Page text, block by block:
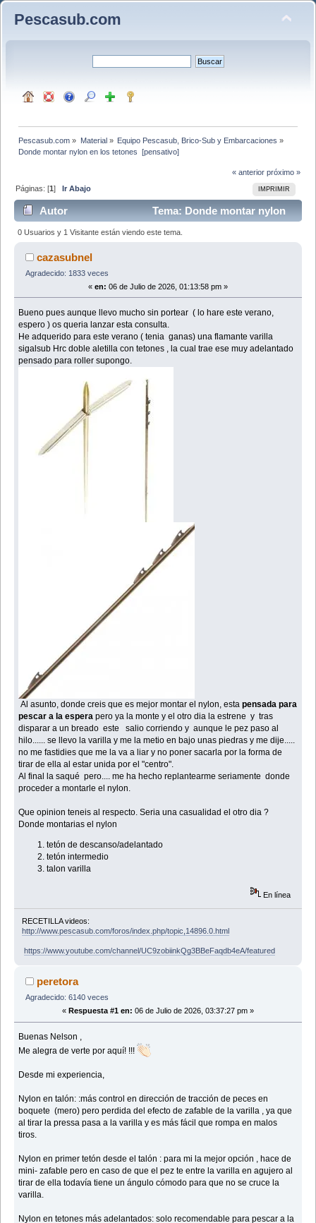
Pescasub.com
Pescasub.com » Material» Equipo Pescasub, Brico-Sub y Embarcaciones »
Donde montar nylon en los tetones  [pensativo]
« anterior próximo »
IMPRIMIR
Páginas: [1]Ir Abajo
Autor
Tema: Donde montar nylon
en los tetones [pensativo] (Leído 309 veces)
0 Usuarios y 1 Visitante están viendo este tema.
cazasubnel
Agradecido: 1833 veces
« en: 06 de Julio de 2026, 01:13:58 pm »
Bueno pues aunque llevo mucho sin portear ( lo hare este verano,
espero ) os queria lanzar esta consulta.
He adquerido para este verano ( tenia ganas) una flamante varilla
sigalsub Hrc doble aletilla con tetones , la cual trae ese muy adelantado
pensado para roller supongo.
Al asunto, donde creis que es mejor montar el nylon, estapensada para
pescar a la espera pero ya la monte y el otro dia la estrene y tras
disparar a un breado este salio corriendo y aunque le pez paso al
hilo...... se llevo la varilla y me la metio en bajo unas piedras y me dije.....
no me fastidies que me la va a liar y no poner sacarla por la forma de
tirar de ella al estar unida por el "centro".
Al final la saqué pero.... me ha hecho replantearme seriamente donde
proceder a montarle el nylon.
Que opinion teneis al respecto. Seria una casualidad el otro dia ?
Donde montarias el nylon
tetón de descanso/adelantado
tetón intermedio
talon varilla
En línea
RECETILLA videos:
http://www.pescasub.com/foros/index.php/topic,14896.0.html
https://www.youtube.com/channel/UC9zobiinkQg3BBeFaqdb4eA/featured
peretora
Agradecido: 6140 veces
« Respuesta #1 en: 06 de Julio de 2026, 03:37:27 pm »
Buenas Nelson ,
Me alegra de verte por aquí! !!!
Desde mi experiencia,
Nylon en talón: :más control en dirección de tracción de peces en
boquete (mero) pero perdida del efecto de zafable de la varilla , ya que
al tirar la pressa pasa a la varilla y es más fácil que rompa en malos
tiros.
Nylon en primer tetón desde el talón : para mi la mejor opción , hace de
mini- zafable pero en caso de que el pez te entre la varilla en agujero al
tirar de ella todavía tiene un ángulo cómodo para que no se cruce la
varilla.
Nylon en tetones más adelantados: solo recomendable para pescar a la